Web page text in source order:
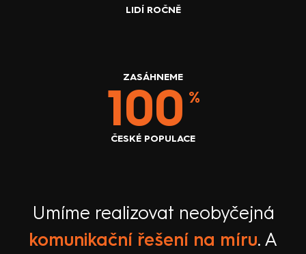
LIDÍ ROČNĚ
ZASÁHNEME
100 %
ČESKÉ POPULACE
Umíme realizovat neobyčejná
komunikační řešení na míru. A